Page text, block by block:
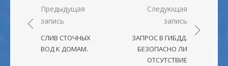
Навигация
по
записям
Предыдущая
запись
СЛИВ СТОЧНЫХ
ВОД К ДОМАМ.
Следующая
запись
ЗАПРОС В ГИБДД.
БЕЗОПАСНО ЛИ
ОТСУТСТВИЕ